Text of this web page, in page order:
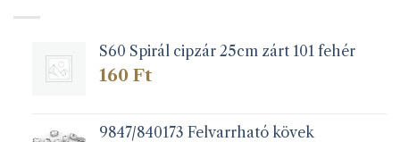
termékoldalon
S60 Spirál cipzár 25cm zárt 101 fehér
160 Ft
9847/840173 Felvarrható kövek